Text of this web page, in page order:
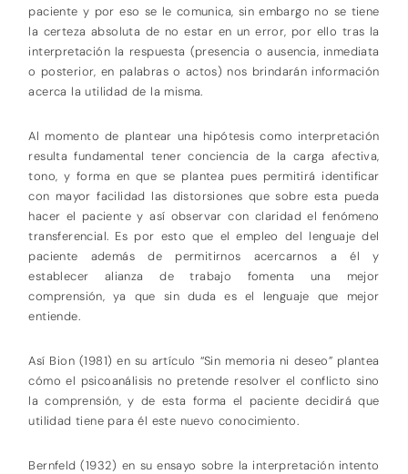
paciente y por eso se le comunica, sin embargo no se tiene
la certeza absoluta de no estar en un error, por ello tras la
interpretación la respuesta (presencia o ausencia, inmediata
o posterior, en palabras o actos) nos brindarán información
acerca la utilidad de la misma.
Al momento de plantear una hipótesis como interpretación
resulta fundamental tener conciencia de la carga afectiva,
tono, y forma en que se plantea pues permitirá identificar
con mayor facilidad las distorsiones que sobre esta pueda
hacer el paciente y así observar con claridad el fenómeno
transferencial. Es por esto que el empleo del lenguaje del
paciente además de permitirnos acercarnos a él y
establecer alianza de trabajo fomenta una mejor
comprensión, ya que sin duda es el lenguaje que mejor
entiende.
Así Bion (1981) en su artículo “Sin memoria ni deseo” plantea
cómo el psicoanálisis no pretende resolver el conflicto sino
la comprensión, y de esta forma el paciente decidirá que
utilidad tiene para él este nuevo conocimiento.
Bernfeld (1932) en su ensayo sobre la interpretación intento